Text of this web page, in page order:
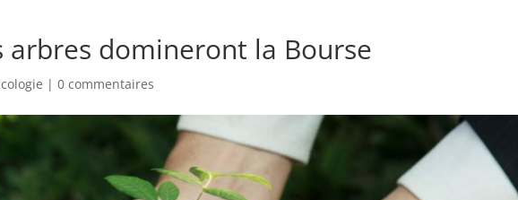
arbres domineront la Bourse
|0 commentaires